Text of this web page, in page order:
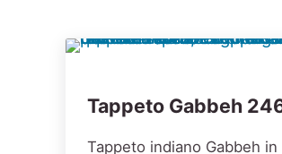
Tappeto Gabbeh
Tappeto indiano Gabbeh